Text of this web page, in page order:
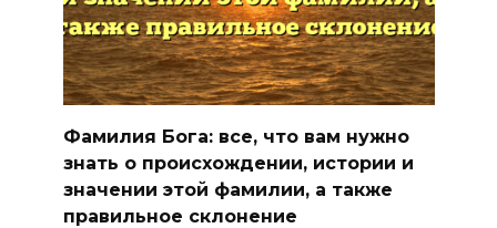
Фамилия Бога: все, что вам нужно
знать о происхождении, истории и
значении этой фамилии, а также
правильное склонение